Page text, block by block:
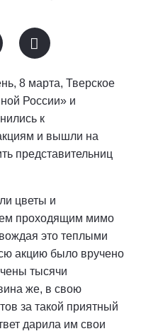
8 марта, Тверское
России» и
к
и вышли на
представительниц
цветы и
проходящим мимо
это теплыми
акцию было вручено
тысячи
же, в свою
за такой приятный
дарила им свои